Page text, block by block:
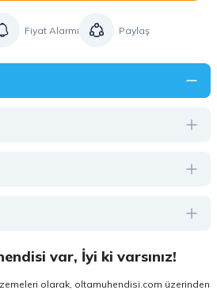
Fiyat Alarmı Paylaş
var, İyi ki varsınız!
olarak, oltamuhendisi.com üzerinden